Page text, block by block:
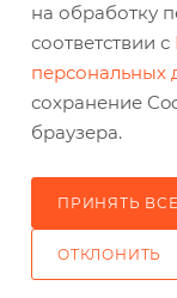
на обработку
соответствии с
персональных
сохранение
браузера.
ПРИНЯТЬ ВСЕ
ОТКЛОНИТЬ